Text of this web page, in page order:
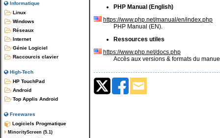
Informatique
Linux
Windows
Réseaux
Internet
Génie Logiciel
Raccourcis clavier
High-Tech
HP TouchPad
Android
Top Applis Android
Freewares
Logiciels Progmatique
MinorityScreen (5.1)
PHP Manual (English)
https://www.php.net/manual/en/index.php
PHP Manual (EN).
Ressources utiles
https://www.php.net/docs.php
Accès aux versions & formats du